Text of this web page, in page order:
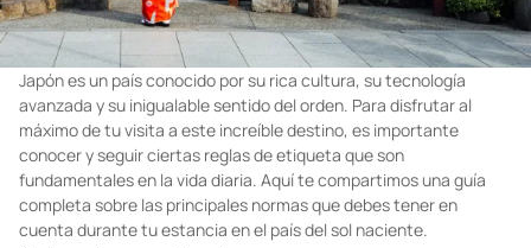
Japón es un país conocido por su rica cultura, su tecnología
avanzada y su inigualable sentido del orden. Para disfrutar al
máximo de tu visita a este increíble destino, es importante
conocer y seguir ciertas reglas de etiqueta que son
fundamentales en la vida diaria. Aquí te compartimos una guía
completa sobre las principales normas que debes tener en